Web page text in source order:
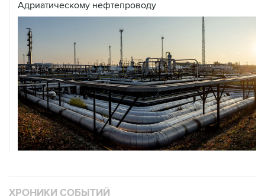
Адриатическому нефтепроводу
ХРОНИКИ СОБЫТИЙ